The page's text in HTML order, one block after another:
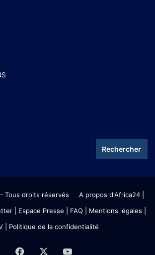
Tous droits réservés A propos d'Africa24|
| Espace Presse | FAQ | Mentions légales
| Politique de la confidentialité